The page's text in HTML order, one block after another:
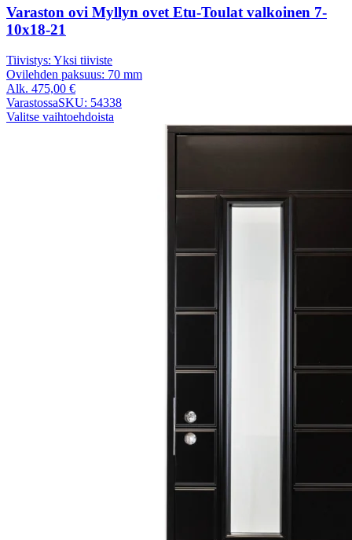
Varaston ovi Myllyn ovet Etu-Toulat valkoinen 7-
10x18-21
Tiivistys: Yksi tiiviste
Ovilehden paksuus: 70 mm
Alk. 475,00 €
VarastossaSKU: 54338
Valitse vaihtoehdoista